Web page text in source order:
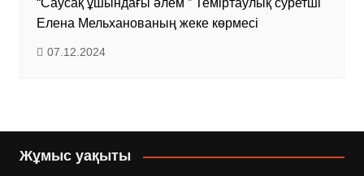
“Саусақ ұшындағы әлем ” Теміртаулық суретші
Елена Мельханованың жеке көрмесі
07.12.2024
Жұмыс уақыты